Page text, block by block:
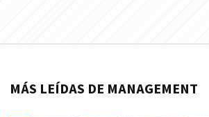
MÁS LEÍDAS DE MANAGEMENT